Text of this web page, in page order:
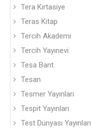
Tera Kırtasiye
Teras Kitap
Tercih Akademi
Tercih Yayınevi
Tesa Bant
Tesan
Tesmer Yayınları
Tespit Yayınları
Test Dünyası Yayınları